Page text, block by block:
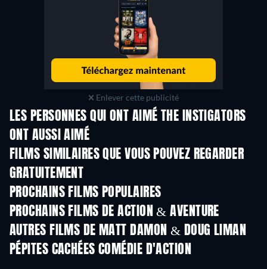
Enlever cette publicité
LES PERSONNES QUI ONT AIMÉ THE INSTIGATORS
ONT AUSSI AIMÉ
FILMS SIMILAIRES QUE VOUS POUVEZ REGARDER
GRATUITEMENT
PROCHAINS FILMS POPULAIRES
PROCHAINS FILMS DE ACTION & AVENTURE
AUTRES FILMS DE MATT DAMON & DOUG LIMAN
PÉPITES CACHÉES COMÉDIE D'ACTION